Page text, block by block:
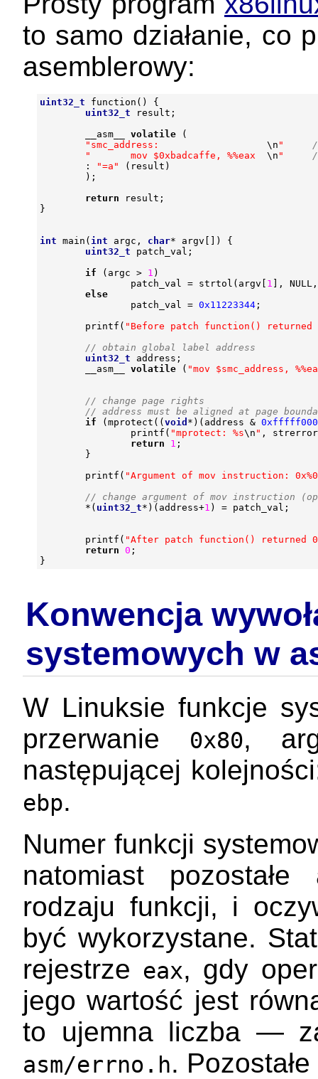
to samo działanie, co
asemblerowy:
uint32_t function ()
{
uint32_t
result ;
__asm__
volatile
(
"smc_address: \n "
"       mov $0xbadcaffe, %%eax \n "
:
"=a" ( result )
);
return
result ;
}
int main ( int argc , char* argv [])
{
uint32_t
patch_val ;
if
( argc > 1 )
patch_val = strtol ( argv 1 ], NULL ,
else
patch_val = 0x11223344 ;
printf ( "Before patch function() returned
uint32_t
address ;
__asm__
volatile ( "mov $smc_address,
if
( mprotect (( void * )( address & 0xfffff000
printf ( "mprotect: %s\n " ,
strerror
return
1 ;
}
printf ( "Argument of mov instruction:
* ( uint32_t* )( address+1 ) = patch_val ;
printf ( "After patch function() returned
return 0 ;
}
Konwencja
systemowych w
W Linuksie funkcje
przerwanie
0x80,
następującej
ebp.
Numer funkcji
natomiast
rodzaju funkcji, i
być wykorzystane.
rejestrze eax, gdy
jego wartość jest
to ujemna liczba —
asm/errno.h.